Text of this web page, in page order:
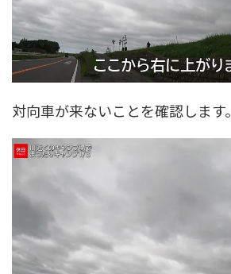
対向車が来ないことを確認します。